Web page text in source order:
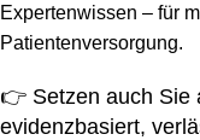
Expertenwissen – für
Patientenversorgung.
👉 Setzen auch Sie
evidenzbasiert,